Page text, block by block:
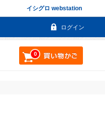
イシグロ webstation
ログイン
0